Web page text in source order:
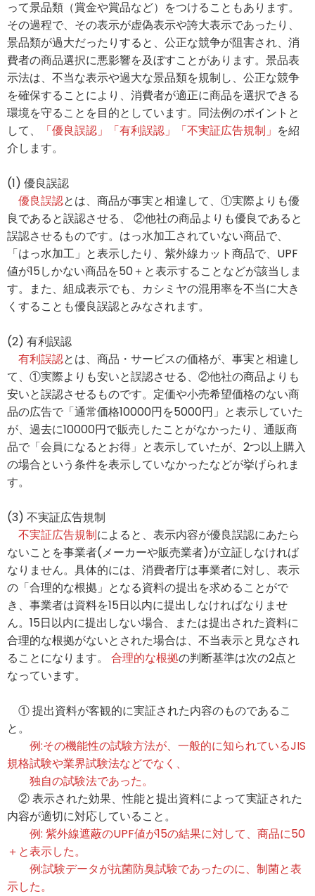
って景品類（賞金や賞品など）をつけることもあります。
その過程で、その表示が虚偽表示や誇大表示であったり、
景品類が過大だったりすると、公正な競争が阻害され、消
費者の商品選択に悪影響を及ぼすことがあります。景品表
示法は、不当な表示や過大な景品類を規制し、公正な競争
を確保することにより、消費者が適正に商品を選択できる
環境を守ることを目的としています。同法例のポイントと
して、
「優良誤認」「有利誤認」「不実証広告規制」 を紹
介します。
(1) 優良誤認
優良誤認とは、商品が事実と相違して、①実際よりも優
良であると誤認させる、 ②他社の商品よりも優良であると
誤認させるものです。はっ水加工されていない商品で、
「はっ水加工」と表示したり、紫外線カット商品で、UPF
値が15しかない商品を50＋と表示することなどが該当しま
す。また、組成表示でも、カシミヤの混用率を不当に大き
くすることも優良誤認とみなされます。
(2) 有利誤認
有利誤認とは、商品・サービスの価格が、事実と相違し
て、①実際よりも安いと誤認させる、②他社の商品よりも
安いと誤認させるものです。定価や小売希望価格のない商
品の広告で「通常価格10000円を5000円」と表示していた
が、過去に10000円で販売したことがなかったり、通販商
品で「会員になるとお得」と表示していたが、2つ以上購入
の場合という条件を表示していなかったなどが挙げられま
す。
(3) 不実証広告規制
不実証広告規制によると、表示内容が優良誤認にあたら
ないことを事業者(メーカーや販売業者)が立証しなければ
なりません。具体的には、消費者庁は事業者に対し、表示
の「合理的な根拠」となる資料の提出を求めることがで
き、事業者は資料を15日以内に提出しなければなりませ
ん。15日以内に提出しない場合、または提出された資料に
合理的な根拠がないとされた場合は、不当表示と見なされ
ることになります。 合理的な根拠の判断基準は次の2点と
なっています。
① 提出資料が客観的に実証された内容のものであるこ
と。
例:その機能性の試験方法が、一般的に知られているJIS
規格試験や業界試験法などでなく、
独自の試験法であった。
② 表示された効果、性能と提出資料によって実証された
内容が適切に対応していること。
例: 紫外線遮蔽のUPF値が15の結果に対して、商品に50
＋と表示した。
例:試験データが抗菌防臭試験であったのに、制菌と表
示した。